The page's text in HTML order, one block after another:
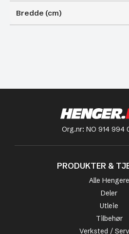
Bredde (cm)
Org.nr: NO 914 994
PRODUKTER &
Alle Hengere
Deler
Utleie
Tilbehør
Verksted /